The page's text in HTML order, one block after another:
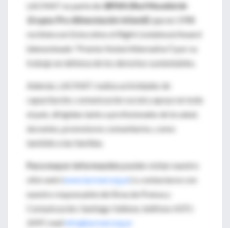
LACMAT es parte deIBFAN (Red Mundial de
Grupos Pro Alimentación Infantil) , que en 1998
recibiera en Estocolmo el Right Livelyhood Award
(denominado “Premio Nobel Alternativo”) por su
trabajo en defensa de los derechos sustentables.
Además, LACMAT realiza actividades de
capacitación, comunicación social y apoyo en todo
el país, dirigidas tanto a profesionales de la salud,
docentes, promotores comunitarios, como
también a las familias.
Para mayor informaciónpueden visitar nuestro
sitio web (www.lacmat.org.ar
) o contactarse con
nuestro responsable del Área de Prensa y
Comunicación: Santiago Vallone, teléfono 4371-
2097, mail info@lacmat.org.ar